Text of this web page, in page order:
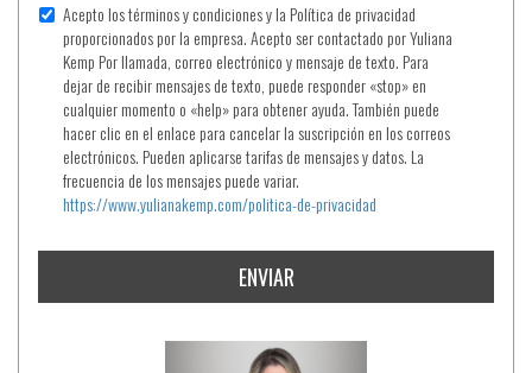
Acepto los términos y condiciones y la Política de privacidad
proporcionados por la empresa. Acepto ser contactado por Yuliana
Kemp Por llamada, correo electrónico y mensaje de texto. Para
dejar de recibir mensajes de texto, puede responder «stop» en
cualquier momento o «help» para obtener ayuda. También puede
hacer clic en el enlace para cancelar la suscripción en los correos
electrónicos. Pueden aplicarse tarifas de mensajes y datos. La
frecuencia de los mensajes puede variar.
https://www.yulianakemp.com/politica-de-privacidad
ENVIAR